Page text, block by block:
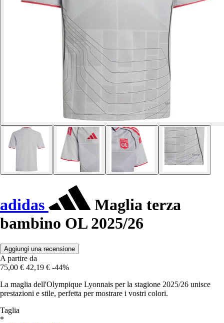
adidas
Maglia terza
bambino OL 2025/26
Aggiungi una recensione
A partire da
75,00 € 42,19 € -44%
La maglia dell'Olympique Lyonnais per la stagione 2025/26 unisce
prestazioni e stile, perfetta per mostrare i vostri colori.
Taglia
*